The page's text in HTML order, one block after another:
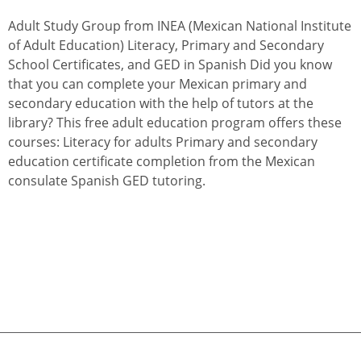
Adult Study Group from INEA (Mexican National Institute
of Adult Education) Literacy, Primary and Secondary
School Certificates, and GED in Spanish Did you know
that you can complete your Mexican primary and
secondary education with the help of tutors at the
library? This free adult education program offers these
courses: Literacy for adults Primary and secondary
education certificate completion from the Mexican
consulate Spanish GED tutoring.